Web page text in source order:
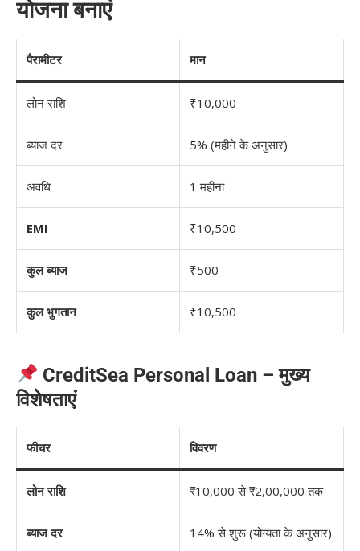
योजना बनाएं
पैरामीटर मान
लोन राशि ₹10,000
ब्याज दर 5% (महीने के अनुसार)
अवधि 1 महीना
EMI ₹10,500
कुल ब्याज ₹500
कुल भुगतान ₹10,500
CreditSea Personal Loan – मुख्य
विशेषताएं
फीचर विवरण
लोन राशि ₹10,000 से ₹2,00,000 तक
ब्याज दर 14% से शुरू (योग्यता के अनुसार)